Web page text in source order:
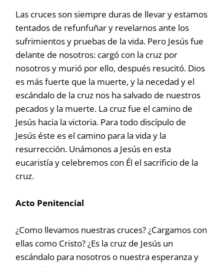
Las cruces son siempre duras de llevar y estamos
tentados de refunfuñar y revelarnos ante los
sufrimientos y pruebas de la vida. Pero Jesús fue
delante de nosotros: cargó con la cruz por
nosotros y murió por ello, después resucitó. Dios
es más fuerte que la muerte, y la necedad y el
escándalo de la cruz nos ha salvado de nuestros
pecados y la muerte. La cruz fue el camino de
Jesús hacia la victoria. Para todo discípulo de
Jesús éste es el camino para la vida y la
resurrección. Unámonos a Jesús en esta
eucaristía y celebremos con Él el sacrificio de la
cruz.
Acto Penitencial
¿Como llevamos nuestras cruces? ¿Cargamos con
ellas como Cristo? ¿Es la cruz de Jesús un
escándalo para nosotros o nuestra esperanza y